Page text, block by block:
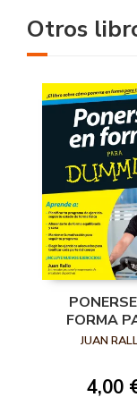
Otros
FORMA
DUMMIES
JUAN
4,00